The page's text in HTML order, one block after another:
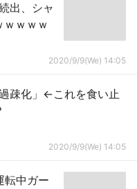
出、シャ
ｗｗｗ
2020/9/9(We) 14:05
疎化」←これを食い止
2020/9/9(We) 14:05
転中ガー